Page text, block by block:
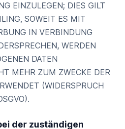
EINZULEGEN; DIES GILT
SOWEIT ES MIT
IN VERBINDUNG
WERDEN
DATEN
MEHR ZUM ZWECKE DER
(WIDERSPRUCH
der zuständigen